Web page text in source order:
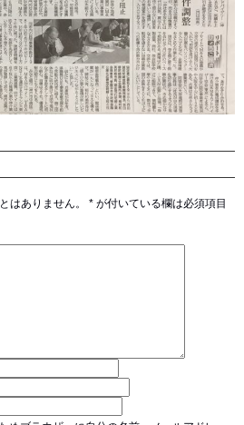
はありません。 * が付いている欄は必須項目